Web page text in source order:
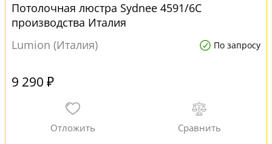
Потолочная люстра Sydnee 4591/6C
производства Италия
Lumion (Италия)
По запросу
9 290 ₽